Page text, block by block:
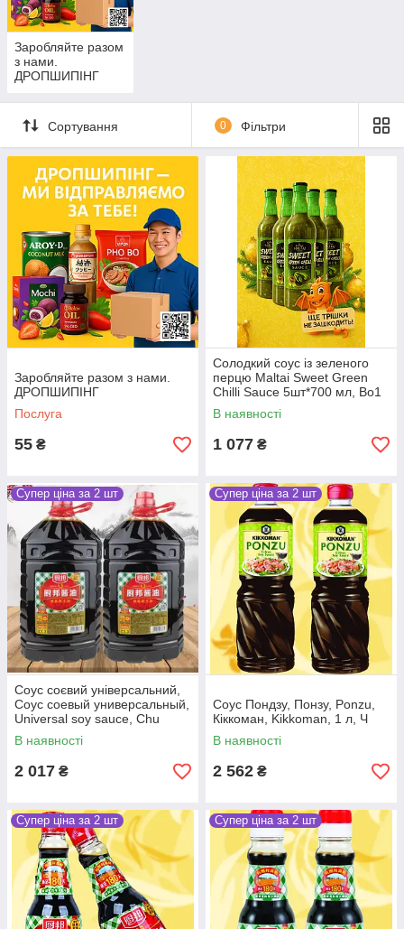
Заробляйте разом
з нами.
ДРОПШИПІНГ
Сортування 0 Фільтри
Заробляйте разом з нами.
ДРОПШИПІНГ
Послуга
55 ₴
Солодкий соус із зеленого
перцю Maltai Sweet Green
Chilli Sauce 5шт*700 мл, Во1
В наявності
1 077 ₴
Супер ціна за 2 шт
Соус соєвий універсальний,
Соус соевый универсальный,
Universal soy sauce, Chu
Bang, Китай, 5л*2 упаковки, Ч
В наявності
2 017 ₴
Супер ціна за 2 шт
Соус Пондзу, Понзу, Ponzu,
Кіккоман, Kikkoman, 1 л, Ч
В наявності
2 562 ₴
Супер ціна за 2 шт Супер ціна за 2 шт